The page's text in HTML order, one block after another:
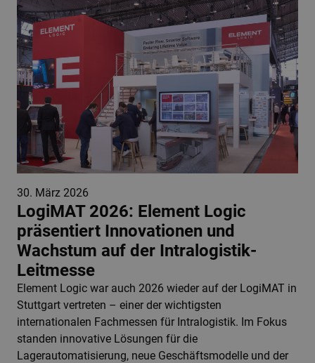
30. März 2026
LogiMAT 2026: Element Logic
präsentiert Innovationen und
Wachstum auf der Intralogistik-
Leitmesse
Element Logic war auch 2026 wieder auf der LogiMAT in
Stuttgart vertreten – einer der wichtigsten
internationalen Fachmessen für Intralogistik. Im Fokus
standen innovative Lösungen für die
Lagerautomatisierung, neue Geschäftsmodelle und der